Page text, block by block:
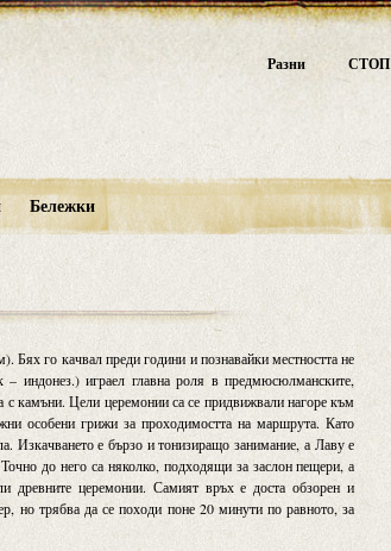
Разни СТОП
Бележки
Бях го качвал преди години и познавайки местността не
индонез.) играел главна роля в предмюсюлманските,
с камъни. Цели церемонии са се придвижвали нагоре към
особени грижи за проходимостта на маршрута. Като
Изкачването е бързо и тонизиращо занимание, а Лаву е
до него са няколко, подходящи за заслон пещери, а
древните церемонии. Самият връх е доста обзорен и
но трябва да се походи поне 20 минути по равното, за